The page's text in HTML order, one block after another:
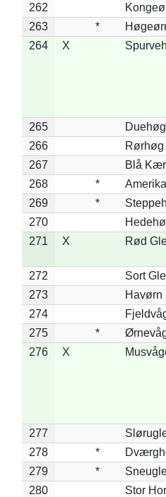
262
263
*
264
X
265
266
267
Blå
268
*
269
*
270
271
X Rød
272
Sort
273
Havørn
274
275
*
276
X
277
278
*
279
*
280
Stor